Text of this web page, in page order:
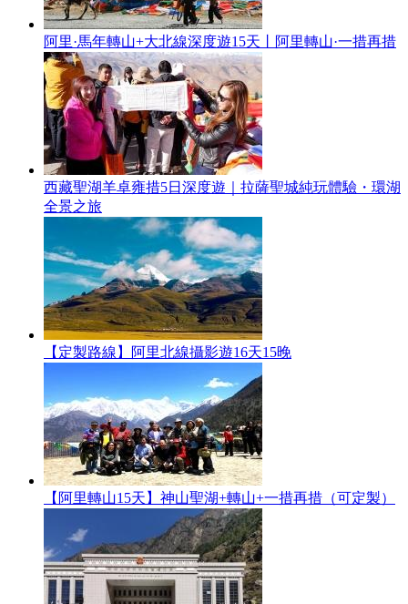
阿里·馬年轉山+大北線深度遊15天丨阿里轉山·一措再措
西藏聖湖羊卓雍措5日深度遊｜拉薩聖城純玩體驗・環湖
全景之旅
【定製路線】阿里北線攝影遊16天15晚
【阿里轉山15天】神山聖湖+轉山+一措再措（可定製）